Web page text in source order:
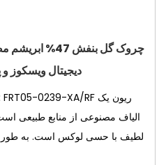
دیجیتال ویسکوز
الیاف مصنوعی از منابع طبیعی
لطیف با حسی لوکس است. به طور